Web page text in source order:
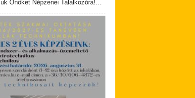
Önöket Népzenei Találkozóra!…